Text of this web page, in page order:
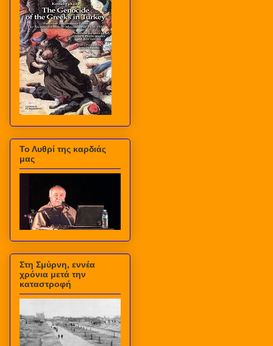
Το Λυθρί της καρδιάς
μας
Στη Σμύρνη, εννέα
χρόνια μετά την
καταστροφή